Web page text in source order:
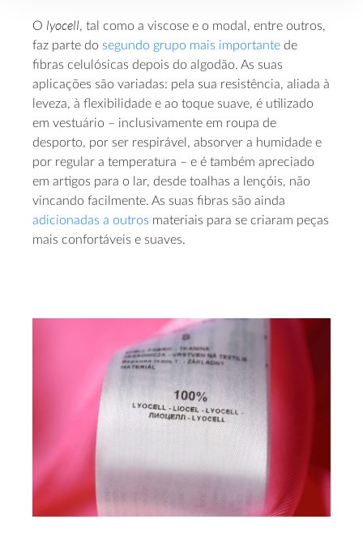
O lyocell, tal como a viscose e o modal, entre outros,
faz parte do segundo grupo mais importante de
fibras celulósicas depois do algodão. As suas
aplicações são variadas: pela sua resistência, aliada à
leveza, à flexibilidade e ao toque suave, é utilizado
em vestuário – inclusivamente em roupa de
desporto, por ser respirável, absorver a humidade e
por regular a temperatura – e é também apreciado
em artigos para o lar, desde toalhas a lençóis, não
vincando facilmente. As suas fibras são ainda
adicionadas a outros materiais para se criaram peças
mais confortáveis e suaves.